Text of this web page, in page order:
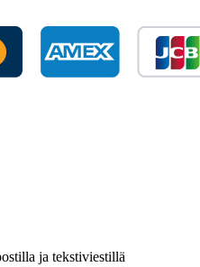
ja tekstiviestillä